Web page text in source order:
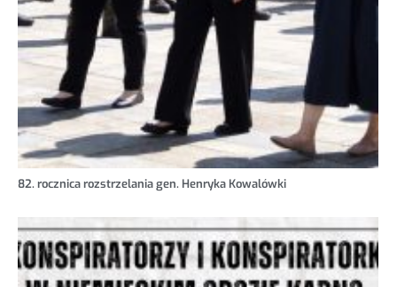
82. rocznica rozstrzelania gen. Henryka Kowalówki